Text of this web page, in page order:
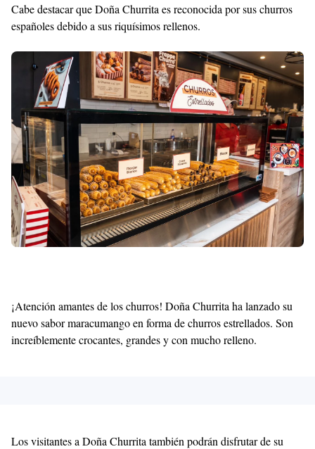
Premium
By
Raushan
Design
With
Shroff
Templates
Cabe destacar que Doña Churrita es reconocida por sus churros
españoles debido a sus riquísimos rellenos.
¡Atención amantes de los churros! Doña Churrita ha lanzado su
nuevo sabor maracumango en forma de churros estrellados. Son
increíblemente crocantes, grandes y con mucho relleno.
Los visitantes a Doña Churrita también podrán disfrutar de su